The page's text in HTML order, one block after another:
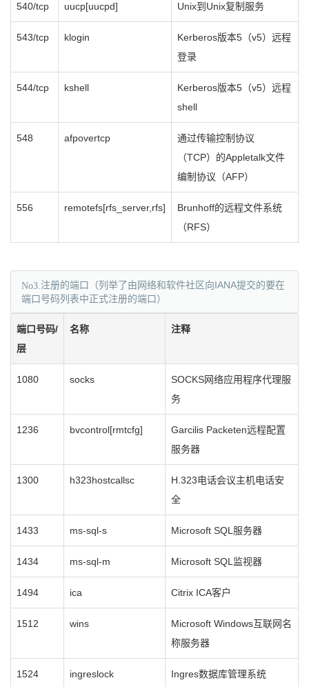
540/tcp uucp[uucpd] Unix到Unix复制服务
543/tcp klogin
Kerberos版本5（v5）远程
登录
544/tcp kshell
Kerberos版本5（v5）远程
shell
548 afpovertcp
通过传输控制协议
（TCP）的Appletalk文件
编制协议（AFP）
556 remotefs[rfs_server,rfs]
Brunhoff的远程文件系统
（RFS）
No3. 注册的端口（列举了由网络和软件社区向IANA提交的要在
端口号码列表中正式注册的端口）
端口号码/
层
名称 注释
1080 socks
SOCKS网络应用程序代理服
务
1236 bvcontrol[rmtcfg]
Garcilis Packeten远程配置
服务器
1300 h323hostcallsc
H.323电话会议主机电话安
全
1433 ms-sql-s Microsoft SQL服务器
1434 ms-sql-m Microsoft SQL监视器
1494 ica Citrix ICA客户
1512 wins
Microsoft Windows互联网名
称服务器
1524 ingreslock
Ingres数据库管理系统